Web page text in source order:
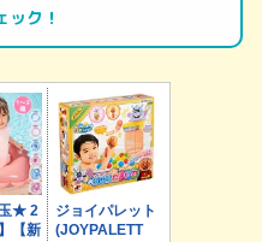
ック！